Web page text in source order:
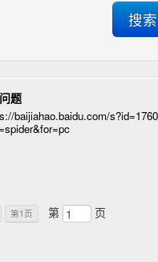
题
baijiahao.baidu.com/
第1页 第 页